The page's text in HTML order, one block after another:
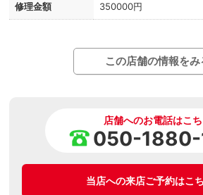
修理金額 350000円
この店舗の情報をみ
店舗へのお電話はこ
050-1880-
当店への来店ご予約はこ